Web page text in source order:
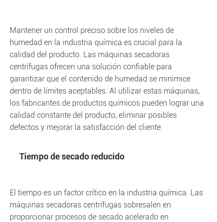
Mantener un control preciso sobre los niveles de
humedad en la industria química es crucial para la
calidad del producto. Las máquinas secadoras
centrífugas ofrecen una solución confiable para
garantizar que el contenido de humedad se minimice
dentro de límites aceptables. Al utilizar estas máquinas,
los fabricantes de productos químicos pueden lograr una
calidad constante del producto, eliminar posibles
defectos y mejorar la satisfacción del cliente.
Tiempo de secado reducido
El tiempo es un factor crítico en la industria química. Las
máquinas secadoras centrífugas sobresalen en
proporcionar procesos de secado acelerado en